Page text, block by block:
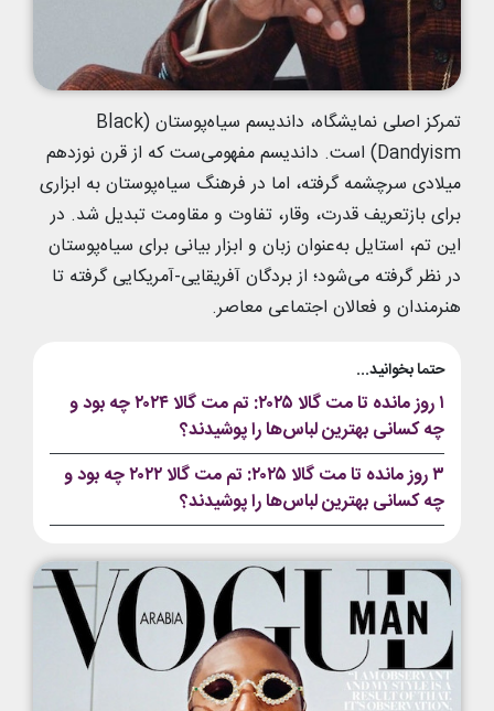
تمرکز اصلی نمایشگاه، داندیسم سیاه‌پوستان (Black
Dandyism) است. داندیسم مفهومی‌ست که از قرن نوزدهم
میلادی سرچشمه گرفته، اما در فرهنگ سیاه‌پوستان به ابزاری
برای بازتعریف قدرت، وقار، تفاوت و مقاومت تبدیل شد. در
این تم، استایل به‌عنوان زبان و ابزار بیانی برای سیاه‌پوستان
در نظر گرفته می‌شود؛ از بردگان آفریقایی-آمریکایی گرفته تا
هنرمندان و فعالان اجتماعی معاصر.
حتما بخوانید...
۱ روز مانده تا مت گالا ۲۰۲۵: تم مت گالا ۲۰۲۴ چه بود و
چه کسانی بهترین لباس‌ها را پوشیدند؟
۳ روز مانده تا مت گالا ۲۰۲۵: تم مت گالا ۲۰۲۲ چه بود و
چه کسانی بهترین لباس‌ها را پوشیدند؟